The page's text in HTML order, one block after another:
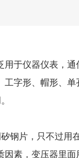
于仪器仪表，通
字形、帽形、
钢片，只不过用
素，变压器里面